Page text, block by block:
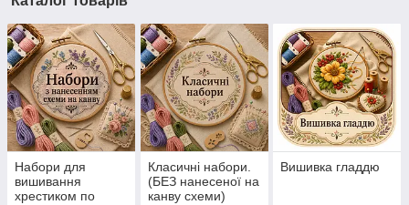
Набори для
вишивання
хрестиком по
Класичні набори.
(БЕЗ нанесеної на
канву схеми)
Вишивка гладдю